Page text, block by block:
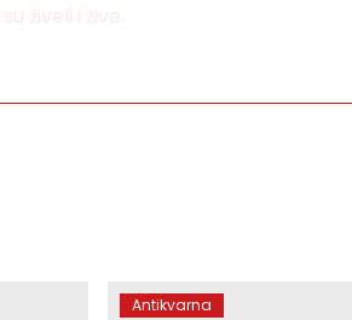
živeli i žive.
Antikvarna